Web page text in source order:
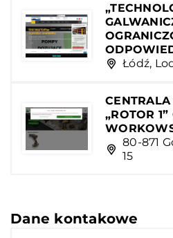
Łódź,
„ROTOR
80-871
15
Dane kontakowe